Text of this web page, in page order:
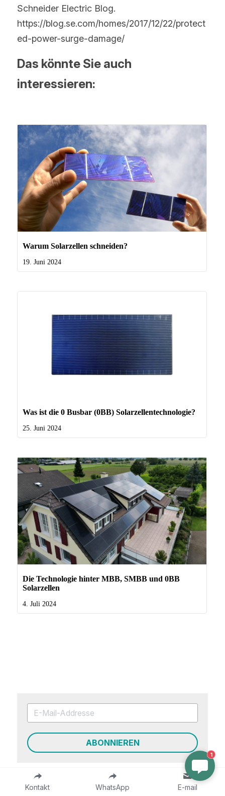
Schneider Electric Blog.
https://blog.se.com/homes/2017/12/22/protect
ed-power-surge-damage/
Das könnte Sie auch
interessieren:
ABONNIEREN
Bisherige
1
Kontakt WhatsApp E-mail